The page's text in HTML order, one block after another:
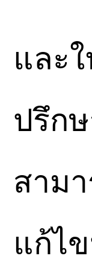
และ
ปรึก
สาม
แก้ไ